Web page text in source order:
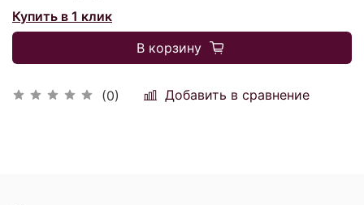
(0) Добавить в сравнение
Купить в 1 клик
В корзину